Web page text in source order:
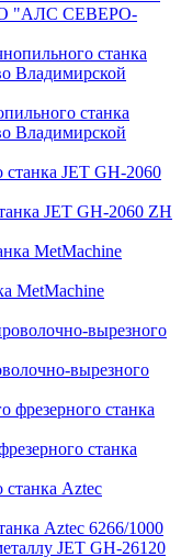
"АЛС СЕВЕРО-
станка
Владимирской
JET GH-2060 ZH
MetMachine
вырезного
станка
Aztec 6266/1000